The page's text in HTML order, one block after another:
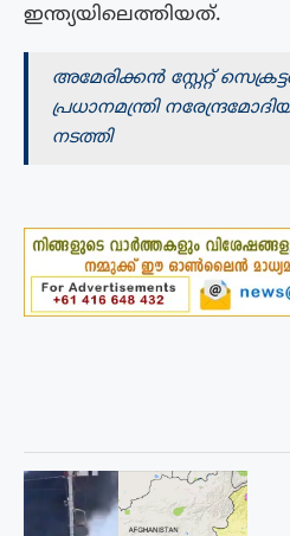
ഇന്ത്യയിലെത്തിയത്.
അമേരിക്കൻ സ്റ്റേറ്റ്
പ്രധാനമന്ത്രി
നടത്തി